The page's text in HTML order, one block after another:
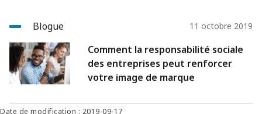
Blogue 11 octobre 2019
Comment la responsabilité sociale
des entreprises peut renforcer
votre image de marque
Date de modification : 2019-09-17